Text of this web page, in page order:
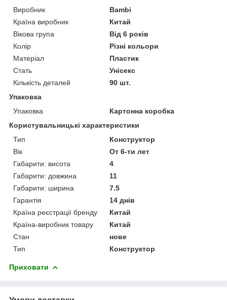
Виробник
Bambi
Країна виробник
Китай
Вікова група
Від 6 років
Колір
Різні кольори
Матеріал
Пластик
Стать
Унісекс
Кількість деталей
90 шт.
Упаковка
Упаковка
Картонна коробка
Користувальницькі характеристики
Тип
Конструктор
Вік
От 6-ти лет
Габарити: висота
4
Габарити: довжина
11
Габарити: ширина
7.5
Гарантія
14 днів
Країна реєстрації бренду
Китай
Країна-виробник товару
Китай
Стан
нове
Тип
Конструктор
Приховати